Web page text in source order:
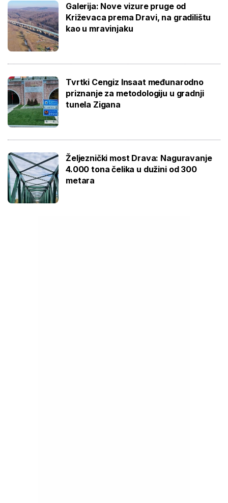
Galerija: Nove vizure pruge od
Križevaca prema Dravi, na gradilištu
kao u mravinjaku
Tvrtki Cengiz Insaat međunarodno
priznanje za metodologiju u gradnji
tunela Zigana
Željeznički most Drava: Naguravanje
4.000 tona čelika u dužini od 300
metara